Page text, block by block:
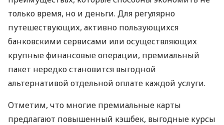
только время, но и деньги. Для регулярно
путешествующих, активно пользующихся
банковскими сервисами или осуществляющих
крупные финансовые операции, премиальный
пакет нередко становится выгодной
альтернативой отдельной оплате каждой услуги.
Отметим, что многие премиальные карты
предлагают повышенный кэшбек, выгодные курсы